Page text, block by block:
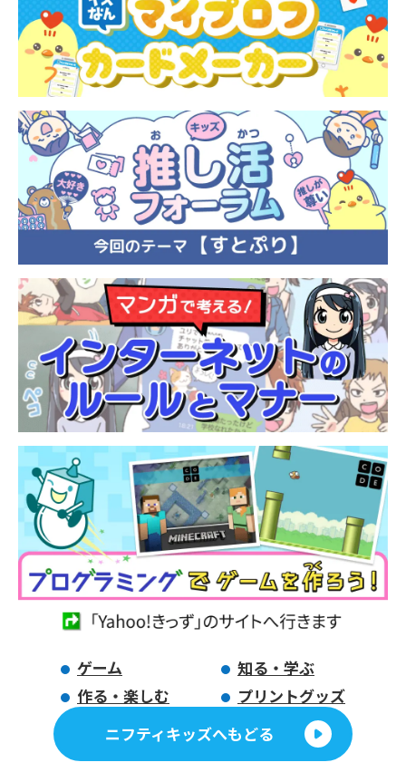
ゲーム
知る・学ぶ
作る・楽しむ
プリントグッズ
ニフティキッズへもどる